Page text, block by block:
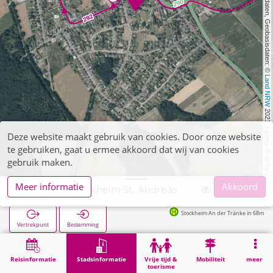
, Kartendaten, Geobasisdaten: ©
Land NRW
2021, Lizenz
dl-de/by-2-0
Reisinformatie Stadsinformatie
Vrije tijd &
toerisme
Mobiliteit meer
Kreuzau, Stockheim St. Andreas
Vertrekpunt Bestemming
Stockheim An der Tränke in 68m
Stadsinformatie Kreuzau, Stockheim St. Andreas
Deze website maakt gebruik van cookies. Door onze website
te gebruiken, gaat u ermee akkoord dat wij van cookies
gebruik maken.
Meer informatie
Akkoord